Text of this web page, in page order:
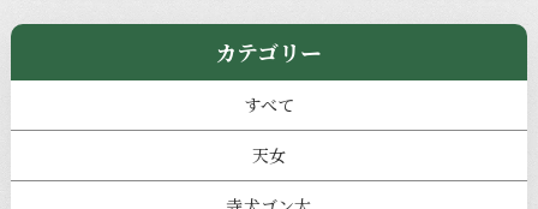
カテゴリー
すべて
天女